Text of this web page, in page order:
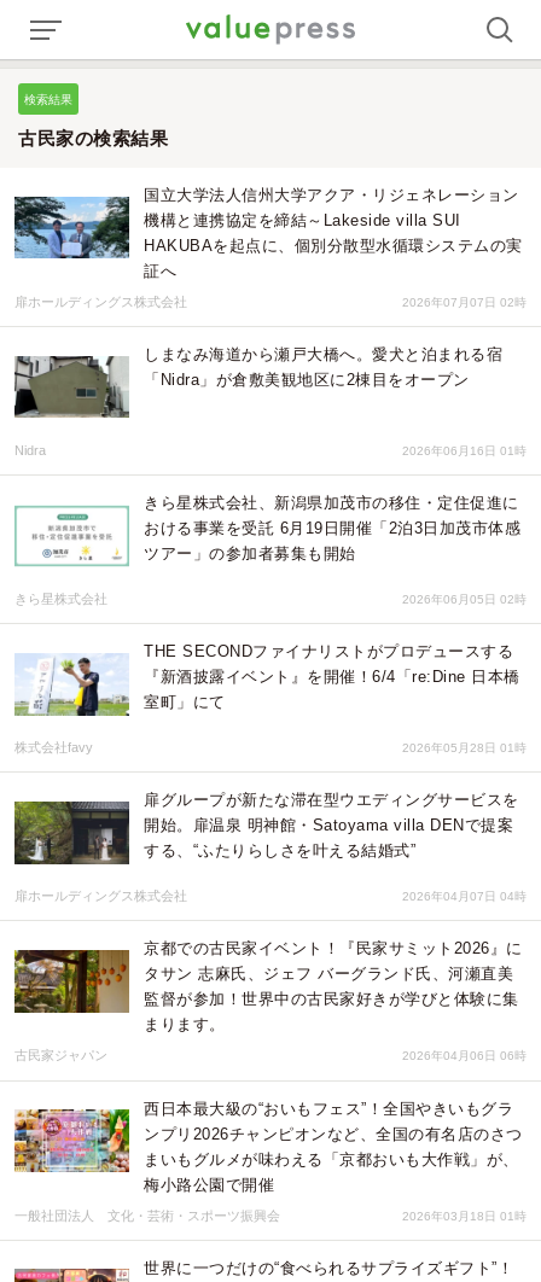
検索結果
古民家の検索結果
国立大学法人信州大学アクア・リジェネレーション
機構と連携協定を締結～Lakeside villa SUI
HAKUBAを起点に、個別分散型水循環システムの実
証へ
扉ホールディングス株式会社 2026年07月07日 02時
しまなみ海道から瀬戸大橋へ。愛犬と泊まれる宿
「Nidra」が倉敷美観地区に2棟目をオープン
Nidra 2026年06月16日 01時
きら星株式会社、新潟県加茂市の移住・定住促進に
おける事業を受託 6月19日開催「2泊3日加茂市体感
ツアー」の参加者募集も開始
きら星株式会社 2026年06月05日 02時
THE SECONDファイナリストがプロデュースする
『新酒披露イベント』を開催！6/4「re:Dine 日本橋
室町」にて
株式会社favy 2026年05月28日 01時
扉グループが新たな滞在型ウエディングサービスを
開始。扉温泉 明神館・Satoyama villa DENで提案
する、“ふたりらしさを叶える結婚式”
扉ホールディングス株式会社 2026年04月07日 04時
京都での古民家イベント！『民家サミット2026』に
タサン 志麻氏、ジェフ バーグランド氏、河瀬直美
監督が参加！世界中の古民家好きが学びと体験に集
まります。
古民家ジャパン 2026年04月06日 06時
西日本最大級の“おいもフェス”！全国やきいもグラ
ンプリ2026チャンピオンなど、全国の有名店のさつ
まいもグルメが味わえる「京都おいも大作戦」が、
梅小路公園で開催
一般社団法人 文化・芸術・スポーツ振興会 2026年03月18日 01時
世界に一つだけの“食べられるサプライズギフト”！